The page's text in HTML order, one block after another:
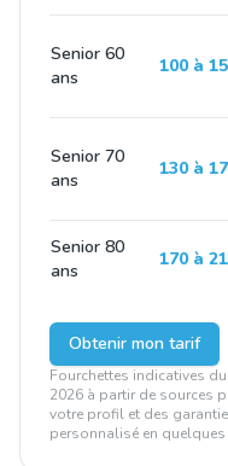
Senior 60
ans
100 à
Senior 70
ans
130 à
Senior 80
ans
170 à
Obtenir mon tarif
Fourchettes indicatives
2026 à partir de sources
votre profil et des
personnalisé en